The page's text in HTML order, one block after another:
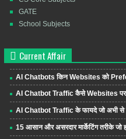
GATE
School Subjects
Current Affair
AI Chatbots किन Websites को
AI Chatbot Traffic कैसे Websites
AI Chatbot Traffic के फायदे जो अभी से
15 आसान और असरदार मार्केटिंग तरीके जो